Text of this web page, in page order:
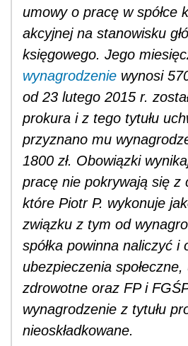
umowy o pracę w spółce
akcyjnej na stanowisku
księgowego. Jego
wynagrodzenie wynosi
od 23 lutego 2015 r.
prokura i z tego tytułu
przyznano mu
1800 zł. Obowiązki
pracę nie pokrywają się z
które Piotr P. wykonuje
związku z tym od
spółka powinna naliczyć i
ubezpieczenia
zdrowotne oraz FP i
wynagrodzenie z tytułu
nieoskładkowane.